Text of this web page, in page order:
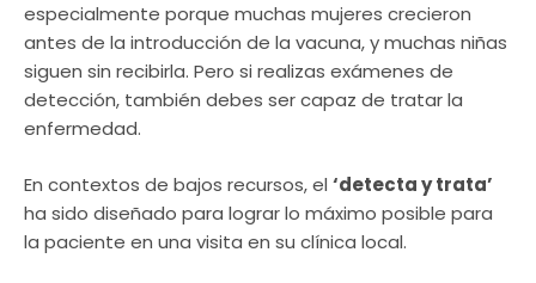
especialmente porque muchas mujeres crecieron
antes de la introducción de la vacuna, y muchas niñas
siguen sin recibirla. Pero si realizas exámenes de
detección, también debes ser capaz de tratar la
enfermedad.
En contextos de bajos recursos, el ‘detecta y trata’
ha sido diseñado para lograr lo máximo posible para
la paciente en una visita en su clínica local.